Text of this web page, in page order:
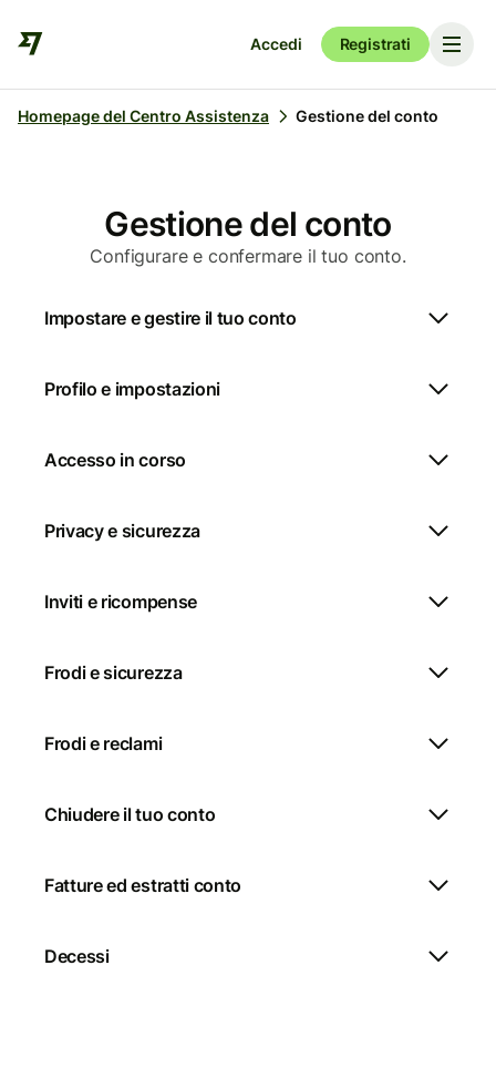
Accedi Registrati
Homepage del Centro Assistenza Gestione del conto
Gestione del conto
Configurare e confermare il tuo conto.
Impostare e gestire il tuo conto
Profilo e impostazioni
Accesso in corso
Privacy e sicurezza
Inviti e ricompense
Frodi e sicurezza
Frodi e reclami
Chiudere il tuo conto
Fatture ed estratti conto
Decessi